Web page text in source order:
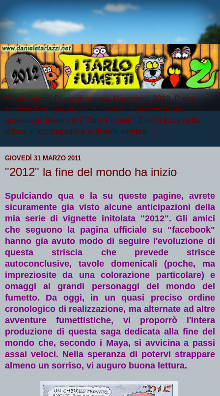
Arthur Serpis, Diario di coppia, Hiroscima, 2012, Darla
Artrosia Perhaps, un po' di satira e un pizzico di vita
quotidiana: insomma i "Tarlo Fumetti"! Che la forza della
lettura vi accompagni e vi diverta sempre.
GIOVEDÌ 31 MARZO 2011
"2012" la fine del mondo ha inizio
Spulciando qua e la su queste pagine, avrete
sicuramente gia visto alcune anticipazioni della
mia serie di vignette initolata "2012". Gli amici
che seguono la pagina ufficiale su "facebook"
hanno gia avuto modo di seguire l'evoluzione di
questa striscia che prevede strisce
autoconclusive, tavole domenicali (poche, ma
impreziosite da una colorazione particolare) e
omaggi ai grandi personaggi del mondo del
fumetto. Da oggi, in un quasi preciso ordine
cronologico di realizzazione, ma alternate ad altre
avventure fumettistiche, vi proporrò l'intera
produzione di questa saga dedicata alla fine del
mondo che, secondo i Maya, si avvicina a passi
assai veloci. Nella speranza di potervi strappare
almeno un sorriso, vi auguro buona lettura.